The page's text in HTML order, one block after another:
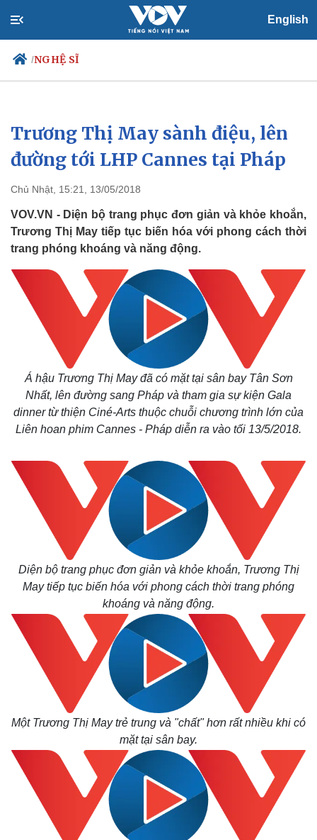
English
/NGHỆ SĨ
Chính trị
Đảng
Tổ chức nhân sự
Nhận diện sự thật
Xã hội
Dự báo thời tiết
Việc làm
Biển đảo
Trương Thị May sành điệu, lên
đường tới LHP Cannes tại Pháp
Chủ Nhật, 15:21, 13/05/2018
VOV.VN - Diện bộ trang phục đơn giản và khỏe khoắn,
Trương Thị May tiếp tục biến hóa với phong cách thời
trang phóng khoáng và năng động.
Á hậu Trương Thị May đã có mặt tại sân bay Tân Sơn
Nhất, lên đường sang Pháp và tham gia sự kiện Gala
dinner từ thiện Ciné-Arts thuộc chuỗi chương trình lớn của
Liên hoan phim Cannes - Pháp diễn ra vào tối 13/5/2018.
Diện bộ trang phục đơn giản và khỏe khoắn, Trương Thị
May tiếp tục biến hóa với phong cách thời trang phóng
khoáng và năng động.
Một Trương Thị May trẻ trung và "chất" hơn rất nhiều khi có
mặt tại sân bay.